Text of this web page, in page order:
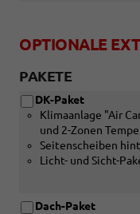
OPTIONALE
PAKETE
DK-Paket
Klimaanlage "Air
und 2-Zonen
Seitenscheiben
Licht- und Sicht-
Dach-Paket